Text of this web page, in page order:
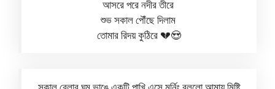
আসরে পরে নদীর তীরে
শুভ সকাল পৌঁছে দিলাম
তোমার রিদয় কুঠিরে 💔😍